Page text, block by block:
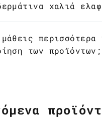
χαλιά
περισσότερα
των προϊόντων;